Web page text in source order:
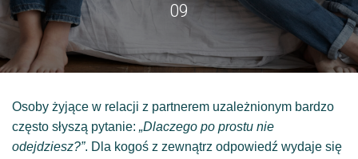
09
Osoby żyjące w relacji z partnerem uzależnionym bardzo
często słyszą pytanie: „Dlaczego po prostu nie
odejdziesz?”. Dla kogoś z zewnątrz odpowiedź wydaje się